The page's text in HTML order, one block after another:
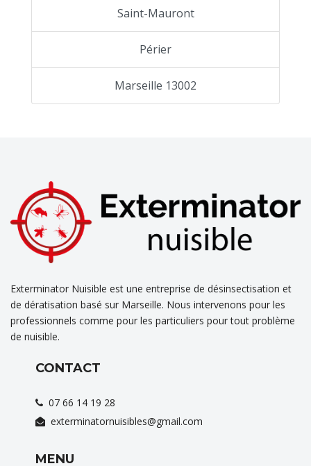
Saint-Mauront
Périer
Marseille 13002
Exterminator Nuisible est une entreprise de désinsectisation et
de dératisation basé sur Marseille. Nous intervenons pour les
professionnels comme pour les particuliers pour tout problème
de nuisible.
CONTACT
07 66 14 19 28
exterminatornuisibles@gmail.com
MENU